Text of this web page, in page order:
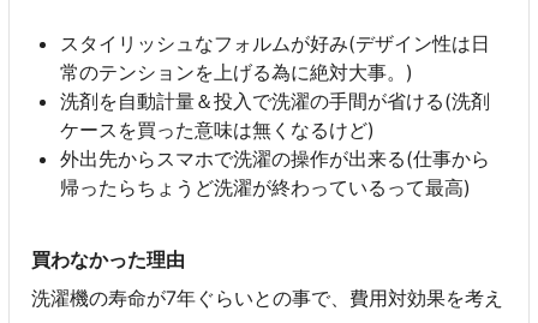
スタイリッシュなフォルムが好み(デザイン性は日
常のテンションを上げる為に絶対大事。)
洗剤を自動計量＆投入で洗濯の手間が省ける(洗剤
ケースを買った意味は無くなるけど)
外出先からスマホで洗濯の操作が出来る(仕事から
帰ったらちょうど洗濯が終わっているって最高)
買わなかった理由
洗濯機の寿命が7年ぐらいとの事で、費用対効果を考え